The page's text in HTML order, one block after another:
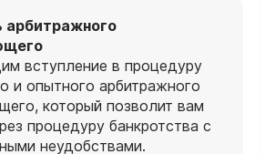
арбитражного
вступление в процедуру
и опытного арбитражного
который позволит вам
процедуру банкротства с
неудобствами.